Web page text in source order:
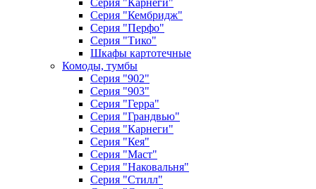
Серия "Карнеги"
Серия "Кембридж"
Серия "Перфо"
Серия "Тико"
Шкафы картотечные
Комоды, тумбы
Серия "902"
Серия "903"
Серия "Герра"
Серия "Грандвью"
Серия "Карнеги"
Серия "Кея"
Серия "Маст"
Серия "Наковальня"
Серия "Стилл"